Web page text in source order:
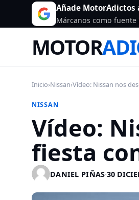
Añade MotorAdictos
Márcanos como
MOTOR
Inicio›Nissan›Vídeo: Nissan nos
NISSAN
Vídeo:
fiesta
DANIEL PIÑAS·30